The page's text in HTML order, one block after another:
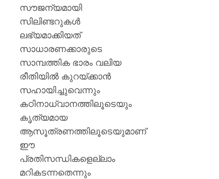
സൗജന്യമായി
സിലിണ്ടറുകൾ
ലഭ്യമാക്കിയത്
സാധാരണക്കാരുടെ
സാമ്പത്തിക ഭാരം വലിയ
രീതിയിൽ കുറയ്ക്കാൻ
സഹായിച്ചുവെന്നും
കഠിനാധ്വാനത്തിലൂടെയും
കൃത്യമായ
ആസൂത്രണത്തിലൂടെയുമാണ്
ഈ
പ്രതിസന്ധികളെല്ലാം
മറികടന്നതെന്നും